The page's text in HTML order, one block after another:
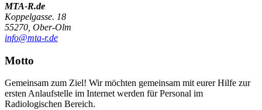
MTA-R.de
Koppelgasse. 18
55270, Ober-Olm
info@mta-r.de
Motto
Gemeinsam zum Ziel! Wir möchten gemeinsam mit eurer Hilfe zur
ersten Anlaufstelle im Internet werden für Personal im
Radiologischen Bereich.